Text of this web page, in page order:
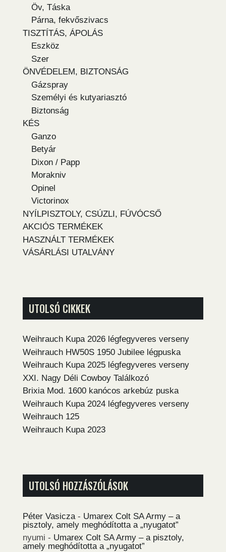
Öv, Táska
Párna, fekvőszivacs
TISZTÍTÁS, ÁPOLÁS
Eszköz
Szer
ÖNVÉDELEM, BIZTONSÁG
Gázspray
Személyi és kutyariasztó
Biztonság
KÉS
Ganzo
Betyár
Dixon / Papp
Morakniv
Opinel
Victorinox
NYÍLPISZTOLY, CSÚZLI, FÚVÓCSŐ
AKCIÓS TERMÉKEK
HASZNÁLT TERMÉKEK
VÁSÁRLÁSI UTALVÁNY
UTOLSÓ CIKKEK
Weihrauch Kupa 2026 légfegyveres verseny
Weihrauch HW50S 1950 Jubilee légpuska
Weihrauch Kupa 2025 légfegyveres verseny
XXI. Nagy Déli Cowboy Találkozó
Brixia Mod. 1600 kanócos arkebúz puska
Weihrauch Kupa 2024 légfegyveres verseny
Weihrauch 125
Weihrauch Kupa 2023
UTOLSÓ HOZZÁSZÓLÁSOK
Péter Vasicza - Umarex Colt SA Army – a
pisztoly, amely meghódította a „nyugatot”
nyumi - Umarex Colt SA Army – a pisztoly,
amely meghódította a „nyugatot”